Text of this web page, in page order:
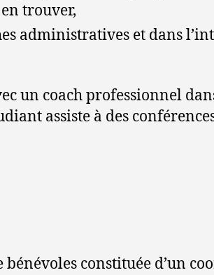
trouver,
administratives et dans
un coach professionnel
assiste à des
constituée d’un